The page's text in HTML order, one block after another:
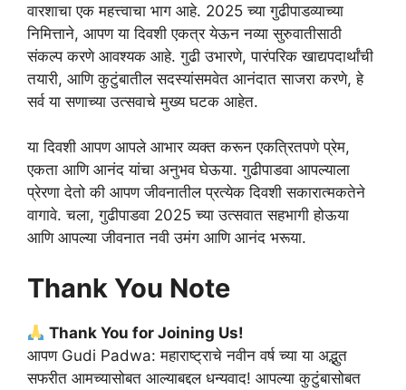
वारशाचा एक महत्त्वाचा भाग आहे. 2025 च्या गुढीपाडव्याच्या
निमित्ताने, आपण या दिवशी एकत्र येऊन नव्या सुरुवातीसाठी
संकल्प करणे आवश्यक आहे. गुढी उभारणे, पारंपरिक खाद्यपदार्थांची
तयारी, आणि कुटुंबातील सदस्यांसमवेत आनंदात साजरा करणे, हे
सर्व या सणाच्या उत्सवाचे मुख्य घटक आहेत.
या दिवशी आपण आपले आभार व्यक्त करून एकत्रितपणे प्रेम,
एकता आणि आनंद यांचा अनुभव घेऊया. गुढीपाडवा आपल्याला
प्रेरणा देतो की आपण जीवनातील प्रत्येक दिवशी सकारात्मकतेने
वागावे. चला, गुढीपाडवा 2025 च्या उत्सवात सहभागी होऊया
आणि आपल्या जीवनात नवी उमंग आणि आनंद भरूया.
Thank You Note
Thank You for Joining Us!
आपण Gudi Padwa: महाराष्ट्राचे नवीन वर्ष च्या या अद्भुत
सफरीत आमच्यासोबत आल्याबद्दल धन्यवाद! आपल्या कुटुंबासोबत